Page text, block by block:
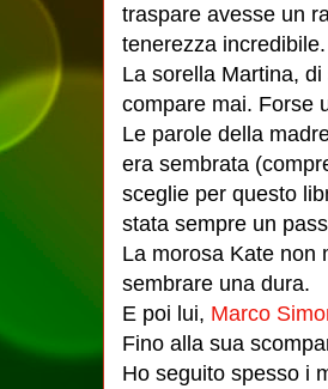
traspare avesse un
tenerezza incredibile.
La sorella Martina,
compare mai. Forse
Le parole della
era sembrata
sceglie per questo
stata sempre un
La morosa Kate non
sembrare una dura.
E poi lui, Marco
Fino alla sua
Ho seguito spesso i